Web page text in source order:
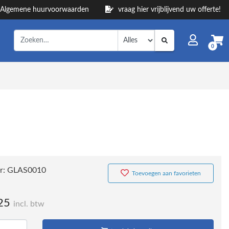
Algemene huurvoorwaarden vraag hier vrijblijvend uw offerte!
0
GLAS0010
incl. btw
Toevoegen aan favorieten